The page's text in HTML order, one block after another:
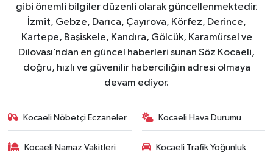
gibi önemli bilgiler düzenli olarak güncellenmektedir.
İzmit, Gebze, Darıca, Çayırova, Körfez, Derince,
Kartepe, Başiskele, Kandıra, Gölcük, Karamürsel ve
Dilovası’ndan en güncel haberleri sunan Söz Kocaeli,
doğru, hızlı ve güvenilir haberciliğin adresi olmaya
devam ediyor.
Kocaeli Nöbetçi Eczaneler Kocaeli Hava Durumu
Kocaeli Namaz Vakitleri
Kocaeli Trafik Yoğunluk